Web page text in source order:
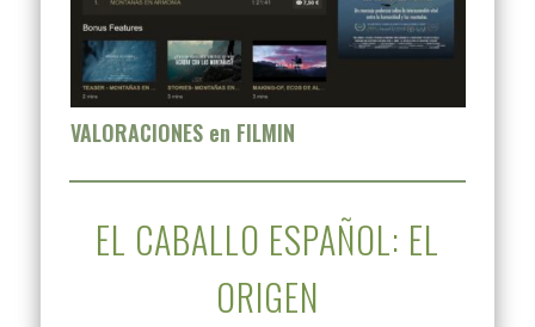
VALORACIONES en FILMIN
EL CABALLO ESPAÑOL: EL
ORIGEN